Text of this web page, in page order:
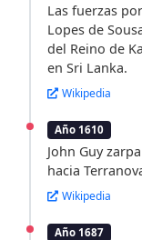
Las fuerzas
Lopes de
del Reino de
en Sri Lanka.
Wikipedia
Año 1610
John Guy
hacia
Wikipedia
Año 1687